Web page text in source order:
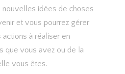
nouvelles idées de choses
et vous pourrez gérer
actions à réaliser en
que vous avez ou de la
vous êtes.